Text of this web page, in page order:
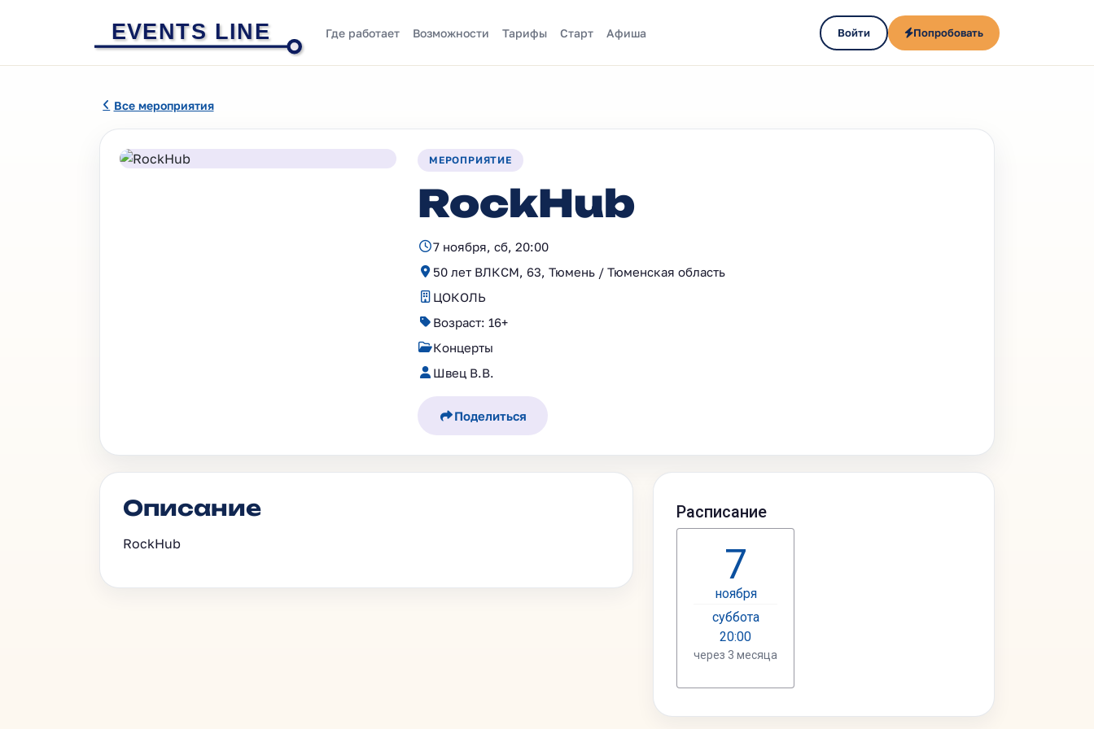
EVENTS LINE Где работает Возможности Тарифы Старт Афиша Войти Попробовать
Все мероприятия
МЕРОПРИЯТИЕ
RockHub
7 ноября, сб, 20:00
50 лет ВЛКСМ, 63, Тюмень / Тюменская область
ЦОКОЛЬ
Возраст: 16+
Концерты
Швец В.В.
Поделиться
Описание
RockHub